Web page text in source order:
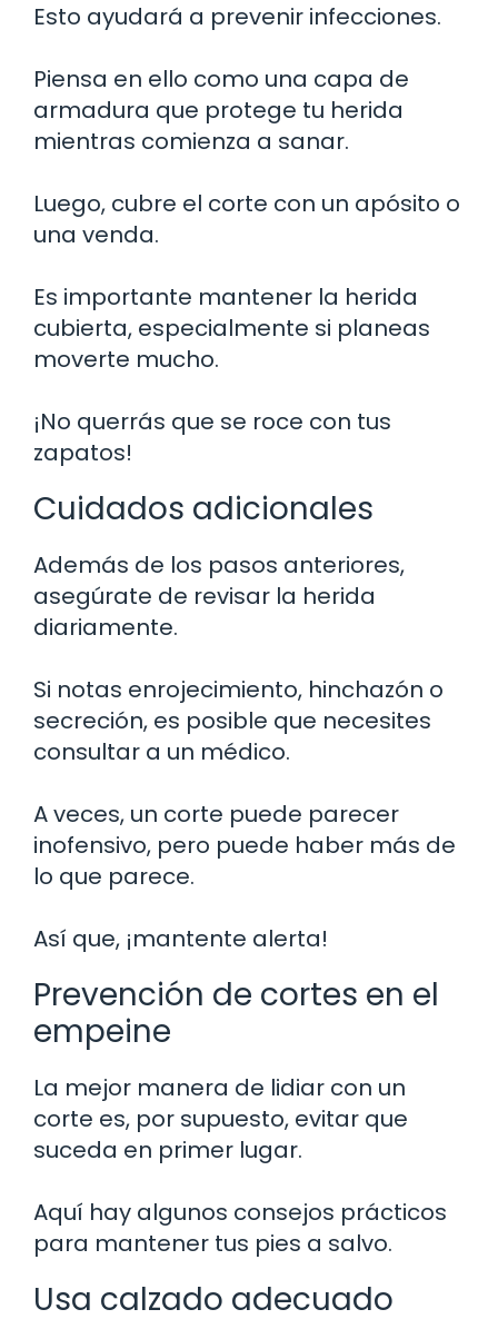
Esto ayudará a prevenir infecciones.
Piensa en ello como una capa de
armadura que protege tu herida
mientras comienza a sanar.
Luego, cubre el corte con un apósito o
una venda.
Es importante mantener la herida
cubierta, especialmente si planeas
moverte mucho.
¡No querrás que se roce con tus
zapatos!
Cuidados adicionales
Además de los pasos anteriores,
asegúrate de revisar la herida
diariamente.
Si notas enrojecimiento, hinchazón o
secreción, es posible que necesites
consultar a un médico.
A veces, un corte puede parecer
inofensivo, pero puede haber más de
lo que parece.
Así que, ¡mantente alerta!
Prevención de cortes en el
empeine
La mejor manera de lidiar con un
corte es, por supuesto, evitar que
suceda en primer lugar.
Aquí hay algunos consejos prácticos
para mantener tus pies a salvo.
Usa calzado adecuado